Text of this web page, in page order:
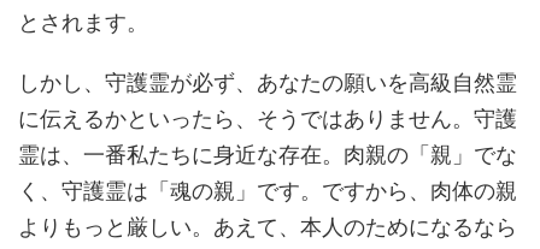
とされます。
しかし、守護霊が必ず、あなたの願いを高級自然霊
に伝えるかといったら、そうではありません。守護
霊は、一番私たちに身近な存在。肉親の「親」でな
く、守護霊は「魂の親」です。ですから、肉体の親
よりもっと厳しい。あえて、本人のためになるなら